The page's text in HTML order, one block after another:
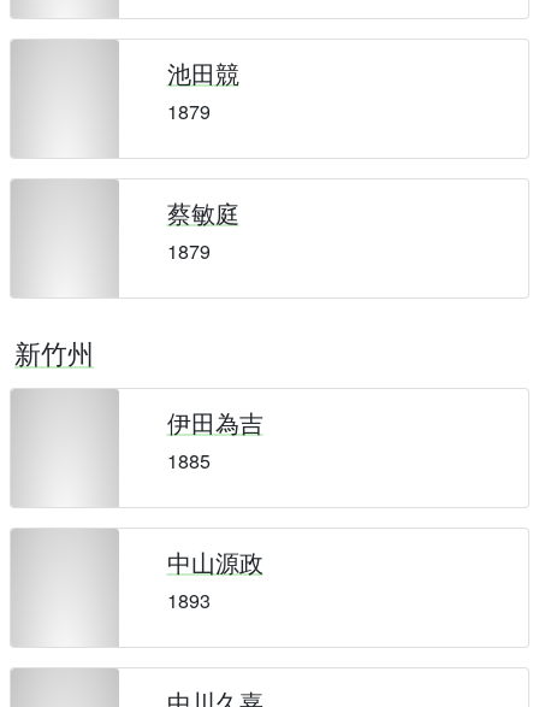
池田競
1879
蔡敏庭
1879
新竹州
伊田為吉
1885
中山源政
1893